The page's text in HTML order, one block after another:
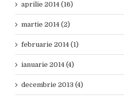
aprilie 2014 (16)
martie 2014 (2)
februarie 2014 (1)
ianuarie 2014 (4)
decembrie 2013 (4)